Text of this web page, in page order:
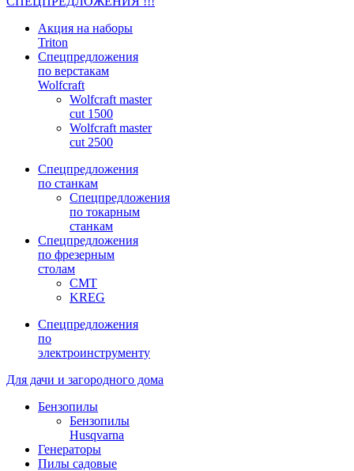
Акция на наборы
Triton
Спецпредложения
по верстакам
Wolfcraft
Wolfcraft master
cut 1500
Wolfcraft master
cut 2500
Спецпредложения
по станкам
Спецпредложения
по токарным
станкам
Спецпредложения
по фрезерным
столам
CMT
KREG
Спецпредложения
по
электроинструменту
Для дачи и загородного дома
Бензопилы
Бензопилы
Husqvarna
Генераторы
Пилы садовые